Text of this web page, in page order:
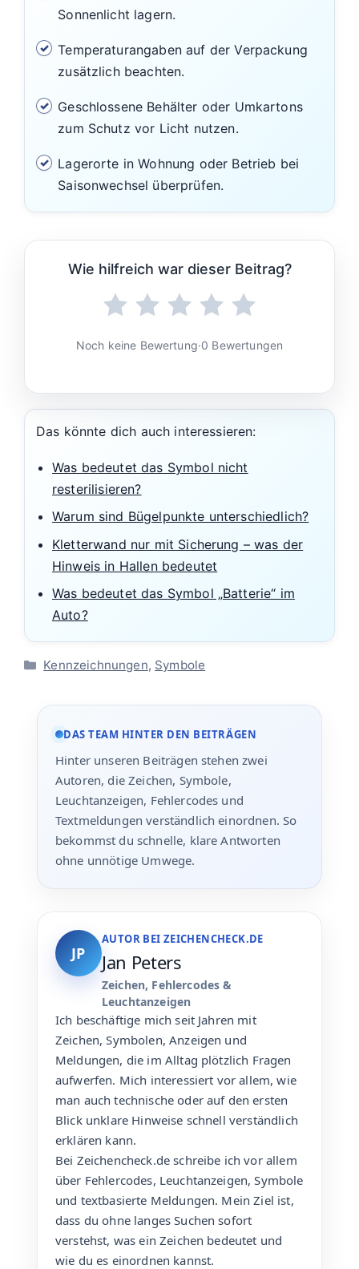
Sonnenlicht lagern.
Temperaturangaben auf der Verpackung
zusätzlich beachten.
Geschlossene Behälter oder Umkartons
zum Schutz vor Licht nutzen.
Lagerorte in Wohnung oder Betrieb bei
Saisonwechsel überprüfen.
Wie hilfreich war dieser Beitrag?
Noch keine Bewertung·0 Bewertungen
Das könnte dich auch interessieren:
Was bedeutet das Symbol nicht
resterilisieren?
Warum sind Bügelpunkte unterschiedlich?
Kletterwand nur mit Sicherung – was der
Hinweis in Hallen bedeutet
Was bedeutet das Symbol „Batterie“ im
Auto?
Kategorien
Kennzeichnungen, Symbole
DAS TEAM HINTER DEN BEITRÄGEN
Hinter unseren Beiträgen stehen zwei
Autoren, die Zeichen, Symbole,
Leuchtanzeigen, Fehlercodes und
Textmeldungen verständlich einordnen. So
bekommst du schnelle, klare Antworten
ohne unnötige Umwege.
JP
AUTOR BEI ZEICHENCHECK.DE
Jan Peters
Zeichen, Fehlercodes &
Leuchtanzeigen
Ich beschäftige mich seit Jahren mit
Zeichen, Symbolen, Anzeigen und
Meldungen, die im Alltag plötzlich Fragen
aufwerfen. Mich interessiert vor allem, wie
man auch technische oder auf den ersten
Blick unklare Hinweise schnell verständlich
erklären kann.
Bei Zeichencheck.de schreibe ich vor allem
über Fehlercodes, Leuchtanzeigen, Symbole
und textbasierte Meldungen. Mein Ziel ist,
dass du ohne langes Suchen sofort
verstehst, was ein Zeichen bedeutet und
wie du es einordnen kannst.